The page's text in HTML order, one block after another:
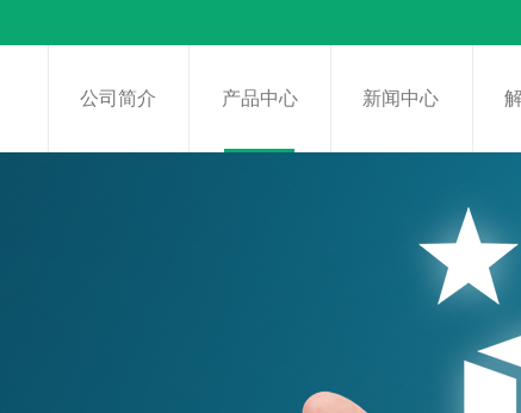
公司简介 产品中心 新闻中心